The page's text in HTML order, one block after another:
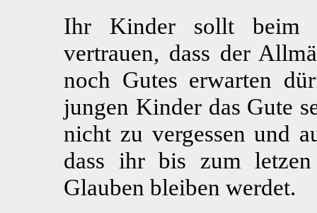
Ihr Kinder sollt beim
vertrauen, dass der
noch Gutes erwarten
jungen Kinder das Gute
nicht zu vergessen und
dass ihr bis zum
Glauben bleiben werdet.